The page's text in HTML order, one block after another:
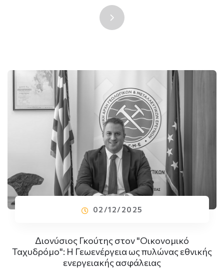
02/12/2025
Διονύσιος Γκούτης στον "Οικονομικό
Ταχυδρόμο": Η Γεωενέργεια ως πυλώνας εθνικής
ενεργειακής ασφάλειας